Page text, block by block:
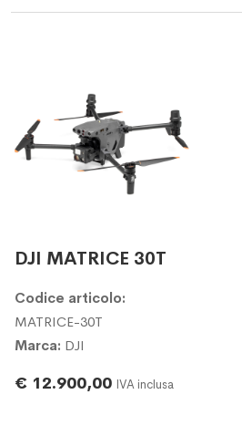
DJI MATRICE 30T
Codice articolo:
MATRICE-30T
Marca: DJI
€ 12.900,00 IVA inclusa